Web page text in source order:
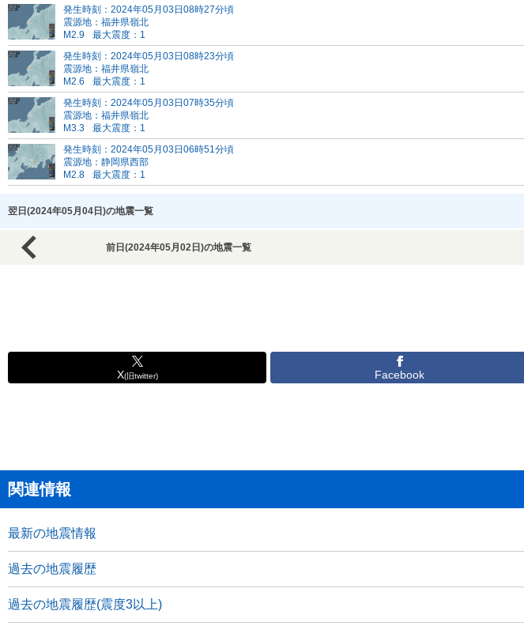
発生時刻：2024年05月03日08時27分頃
震源地：福井県嶺北
M2.9
最大震度：1
発生時刻：2024年05月03日08時23分頃
震源地：福井県嶺北
M2.6
最大震度：1
発生時刻：2024年05月03日07時35分頃
震源地：福井県嶺北
M3.3
最大震度：1
発生時刻：2024年05月03日06時51分頃
震源地：静岡県西部
M2.8
最大震度：1
翌日(2024年05月04日)の地震一覧
前日(2024年05月02日)の地震一覧
X(旧twitter) Facebook
関連情報
最新の地震情報
過去の地震履歴
過去の地震履歴(震度3以上)